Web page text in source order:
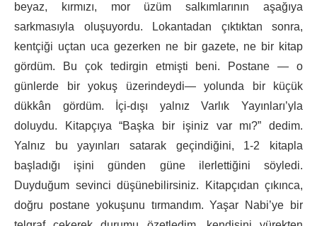
beyaz, kırmızı, mor üzüm salkımlarının aşağıya
sarkmasıyla oluşuyordu. Lokantadan çıktıktan sonra,
kentçiği uçtan uca gezerken ne bir gazete, ne bir kitap
gördüm. Bu çok tedirgin etmişti beni. Postane — o
günlerde bir yokuş üzerindeydi— yolunda bir küçük
dükkân gördüm. İçi-dışı yalnız Varlık Yayınları’yla
doluydu. Kitapçıya “Başka bir işiniz var mı?” dedim.
Yalnız bu yayınları satarak geçindiğini, 1-2 kitapla
başladığı işini günden güne ilerlettiğini söyledi.
Duyduğum sevinci düşünebilirsiniz. Kitapçıdan çıkınca,
doğru postane yokuşunu tırmandım. Yaşar Nabi’ye bir